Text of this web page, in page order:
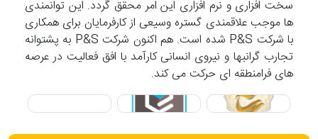
سخت افزاری و نرم افزاری این امر محقق گردد. این توانمندی
ها موجب علاقمندی گستره وسیعی از کارفرمایان برای همکاری
با شرکت P&S شده است. هم اکنون شرکت P&S به پشتوانه
تجارب گرانبها و نیروی انسانی کارآمد با افق فعالیت در عرصه
های فرامنطقه ای حرکت می کند.